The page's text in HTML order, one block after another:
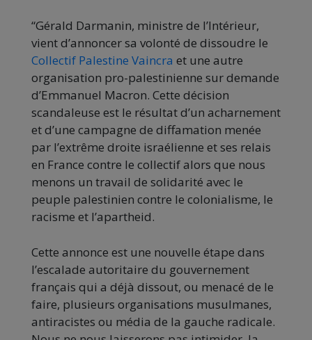
“Gérald Darmanin, ministre de l’Intérieur,
vient d’annoncer sa volonté de dissoudre le
Collectif Palestine Vaincra et une autre
organisation pro-palestinienne sur demande
d’Emmanuel Macron. Cette décision
scandaleuse est le résultat d’un acharnement
et d’une campagne de diffamation menée
par l’extrême droite israélienne et ses relais
en France contre le collectif alors que nous
menons un travail de solidarité avec le
peuple palestinien contre le colonialisme, le
racisme et l’apartheid.
Cette annonce est une nouvelle étape dans
l’escalade autoritaire du gouvernement
français qui a déjà dissout, ou menacé de le
faire, plusieurs organisations musulmanes,
antiracistes ou média de la gauche radicale.